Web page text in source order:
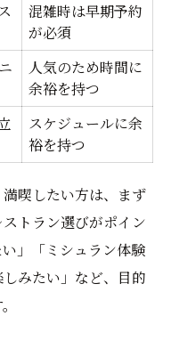
混雑時は早期予約
が必須
人気のため時間に
余裕を持つ
スケジュールに余
裕を持つ
喫したい方は、まず
トラン選びがポイン
」「ミシュラン体験
みたい」など、目的